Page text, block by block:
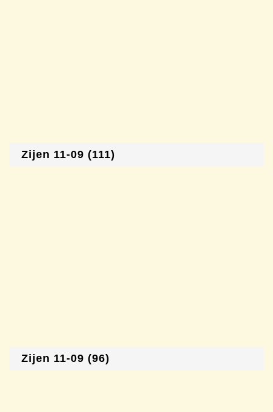
Zijen 11-09 (111)
Zijen 11-09 (96)